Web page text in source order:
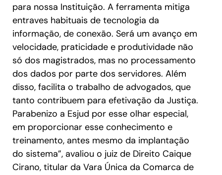
para nossa Instituição. A ferramenta mitiga
entraves habituais de tecnologia da
informação, de conexão. Será um avanço em
velocidade, praticidade e produtividade não
só dos magistrados, mas no processamento
dos dados por parte dos servidores. Além
disso, facilita o trabalho de advogados, que
tanto contribuem para efetivação da Justiça.
Parabenizo a Esjud por esse olhar especial,
em proporcionar esse conhecimento e
treinamento, antes mesmo da implantação
do sistema”, avaliou o juiz de Direito Caique
Cirano, titular da Vara Única da Comarca de